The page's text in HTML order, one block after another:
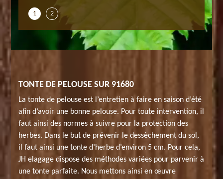
1 2
TONTE DE PELOUSE SUR 91680
La tonte de pelouse est l’entretien à faire en saison d’été
afin d’avoir une bonne pelouse. Pour toute intervention, il
faut ainsi des normes à suivre pour la protection des
herbes. Dans le but de prévenir le dessèchement du sol,
il faut ainsi une tonte d’herbe d’environ 5 cm. Pour cela,
JH elagage dispose des méthodes variées pour parvenir à
une tonte parfaite. Nous mettons ainsi en œuvre